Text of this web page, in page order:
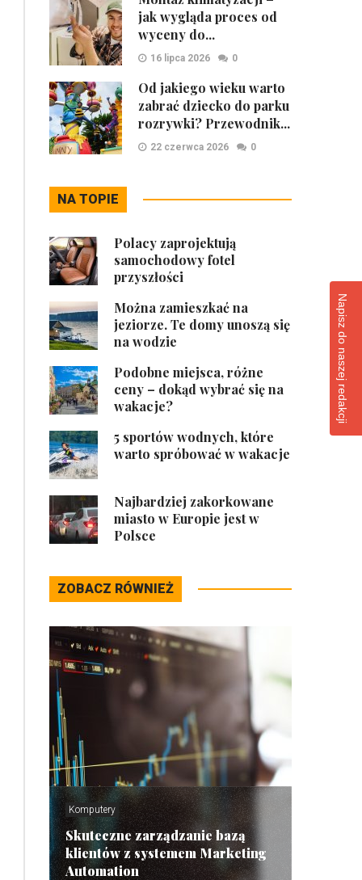
jak wygląda proces od
wyceny do...
16 lipca 2026 0
Od jakiego wieku warto
zabrać dziecko do parku
rozrywki? Przewodnik...
22 czerwca 2026 0
NA TOPIE
Polacy zaprojektują
samochodowy fotel
przyszłości
Można zamieszkać na
jeziorze. Te domy unoszą się
na wodzie
Podobne miejsca, różne
ceny – dokąd wybrać się na
wakacje?
5 sportów wodnych, które
warto spróbować w wakacje
Najbardziej zakorkowane
miasto w Europie jest w
Polsce
ZOBACZ RÓWNIEŻ
Komputery
Skuteczne zarządzanie bazą
klientów z systemem Marketing
Automation
Napisz do naszej redakcji